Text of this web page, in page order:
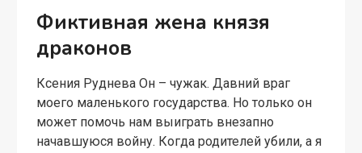
Фиктивная жена князя
драконов
Ксения Руднева Он – чужак. Давний враг
моего маленького государства. Но только он
может помочь нам выиграть внезапно
начавшуюся войну. Когда родителей убили, а я